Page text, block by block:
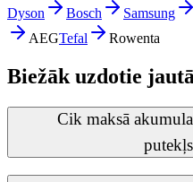
Dyson Bosch Samsung
AEGTefal Rowenta
Biežāk uzdotie
Cik maksā